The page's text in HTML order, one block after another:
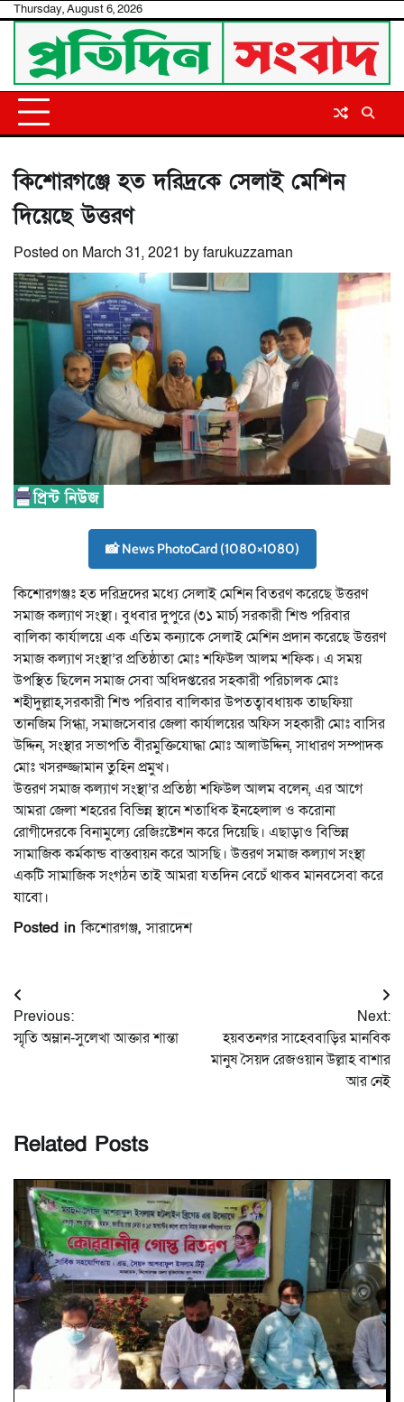
Skip
content
Thursday, August 6, 2026
কিশোরগঞ্জে হত দরিদ্রকে সেলাই মেশিন
দিয়েছে উত্তরণ
Posted on March 31, 2021 byfarukuzzaman
📸 News PhotoCard (1080×1080)
কিশোরগঞ্জঃ হত দরিদ্রদের মধ্যে সেলাই মেশিন বিতরণ করেছে উত্তরণ
সমাজ কল্যাণ সংস্থা। বুধবার দুপুরে (৩১ মার্চ) সরকারী শিশু পরিবার
বালিকা কার্যালয়ে এক এতিম কন্যাকে সেলাই মেশিন প্রদান করেছে উত্তরণ
সমাজ কল্যাণ সংস্থা’র প্রতিষ্ঠাতা মোঃ শফিউল আলম শফিক। এ সময়
উপস্থিত ছিলেন সমাজ সেবা অধিদপ্তরের সহকারী পরিচালক মোঃ
শহীদুল্লাহ,সরকারী শিশু পরিবার বালিকার উপতত্বাবধায়ক তাছফিয়া
তানজিম সিগ্ধা, সমাজসেবার জেলা কার্যালয়ের অফিস সহকারী মোঃ বাসির
উদ্দিন, সংস্থার সভাপতি বীরমুক্তিযোদ্ধা মোঃ আলাউদ্দিন, সাধারণ সম্পাদক
মোঃ খসরুজ্জামান তুহিন প্রমুখ।
উত্তরণ সমাজ কল্যাণ সংস্থা’র প্রতিষ্ঠা শফিউল আলম বলেন, এর আগে
আমরা জেলা শহরের বিভিন্ন স্থানে শতাধিক ইনহেলাল ও করোনা
রোগীদেরকে বিনামুল্যে রেজিঃষ্টেশন করে দিয়েছি। এছাড়াও বিভিন্ন
সামাজিক কর্মকান্ড বাস্তবায়ন করে আসছি। উত্তরণ সমাজ কল্যাণ সংস্থা
একটি সামাজিক সংগঠন তাই আমরা যতদিন বেচেঁ থাকব মানবসেবা করে
যাবো।
Posted inকিশোরগঞ্জ,সারাদেশ
Post
navigation
Previous:
স্মৃতি অম্লান-সুলেখা আক্তার শান্তা
Next:
হয়বতনগর সাহেববাড়ির মানবিক
মানুষ সৈয়দ রেজওয়ান উল্লাহ বাশার
আর নেই
Related Posts